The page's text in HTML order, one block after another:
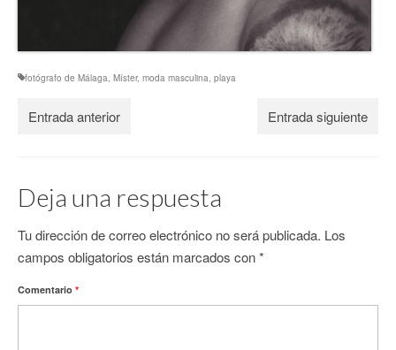
fotógrafo de Málaga, Míster, moda masculina, playa
Entrada anterior Entrada siguiente
Deja una respuesta
Tu dirección de correo electrónico no será publicada. Los
campos obligatorios están marcados con*
Comentario *